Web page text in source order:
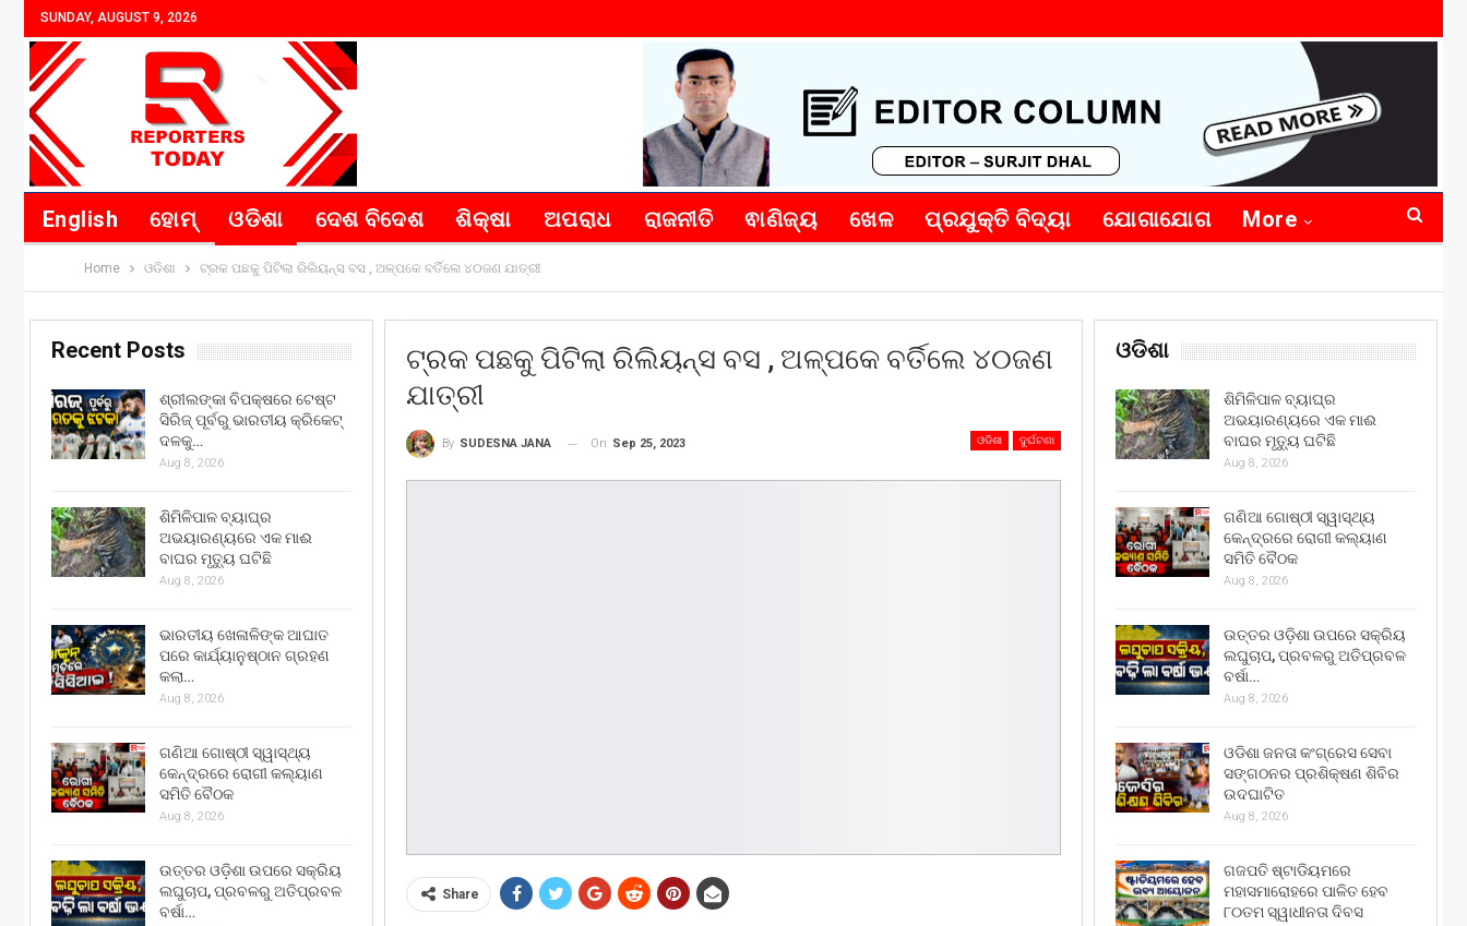
SUNDAY, AUGUST 9, 2026
English ହୋମ୍ ଓଡିଶା ଦେଶ ବିଦେଶ ଶିକ୍ଷା ଅପରାଧ ରାଜନୀତି ଵାଣିଜ୍ୟ ଖେଳ ପ୍ରଯୁକ୍ତି ବିଦ୍ୟା ଯୋଗାଯୋଗ More
Home ଓଡିଶା ଟ୍ରକ ପଛକୁ ପିଟିଲା ରିଲିୟନ୍ସ ବସ , ଅଳ୍ପକେ ବର୍ତିଲେ ୪୦ଜଣ ଯାତ୍ରୀ
ଟ୍ରକ ପଛକୁ ପିଟିଲା ରିଲିୟନ୍ସ ବସ , ଅଳ୍ପକେ ବର୍ତିଲେ ୪୦ଜଣ
ଯାତ୍ରୀ
ଓଡିଶା ଦୁର୍ଘଟଣା
By SUDESNA JANA On Sep 25, 2023
Share
ଓଡିଶା
ଶିମିଳିପାଳ ବ୍ୟାଘ୍ର
ଅଭୟାରଣ୍ୟରେ ଏକ ମାଈ
ବାଘର ମୃତ୍ୟୁ ଘଟିଛି
Aug 8, 2026
ଗଣିଆ ଗୋଷ୍ଠୀ ସ୍ୱାସ୍ଥ୍ୟ
କେନ୍ଦ୍ରରେ ରୋଗୀ କଲ୍ୟାଣ
ସମିତି ବୈଠକ
Aug 8, 2026
ଉତ୍ତର ଓଡ଼ିଶା ଉପରେ ସକ୍ରିୟ
ଲଘୁଚାପ, ପ୍ରବଳରୁ ଅତିପ୍ରବଳ
ବର୍ଷା…
Aug 8, 2026
ଓଡିଶା ଜନତା କଂଗ୍ରେସ ସେବା
ସଙ୍ଗଠନର ପ୍ରଶିକ୍ଷଣ ଶିବିର
ଉଦଘାଟିତ
Aug 8, 2026
ଗଜପତି ଷ୍ଟାଡିୟମରେ
ମହାସମାରୋହରେ ପାଳିତ ହେବ
୮୦ତମ ସ୍ୱାଧୀନତା ଦିବସ
Recent Posts
ଶ୍ରୀଲଙ୍କା ବିପକ୍ଷରେ ଟେଷ୍ଟ
ସିରିଜ୍ ପୂର୍ବରୁ ଭାରତୀୟ କ୍ରିକେଟ୍
ଦଳକୁ…
Aug 8, 2026
ଶିମିଳିପାଳ ବ୍ୟାଘ୍ର
ଅଭୟାରଣ୍ୟରେ ଏକ ମାଈ
ବାଘର ମୃତ୍ୟୁ ଘଟିଛି
Aug 8, 2026
ଭାରତୀୟ ଖେଳାଳିଙ୍କ ଆଘାତ
ପରେ କାର୍ଯ୍ୟାନୁଷ୍ଠାନ ଗ୍ରହଣ
କଲା…
Aug 8, 2026
ଗଣିଆ ଗୋଷ୍ଠୀ ସ୍ୱାସ୍ଥ୍ୟ
କେନ୍ଦ୍ରରେ ରୋଗୀ କଲ୍ୟାଣ
ସମିତି ବୈଠକ
Aug 8, 2026
ଉତ୍ତର ଓଡ଼ିଶା ଉପରେ ସକ୍ରିୟ
ଲଘୁଚାପ, ପ୍ରବଳରୁ ଅତିପ୍ରବଳ
ବର୍ଷା…